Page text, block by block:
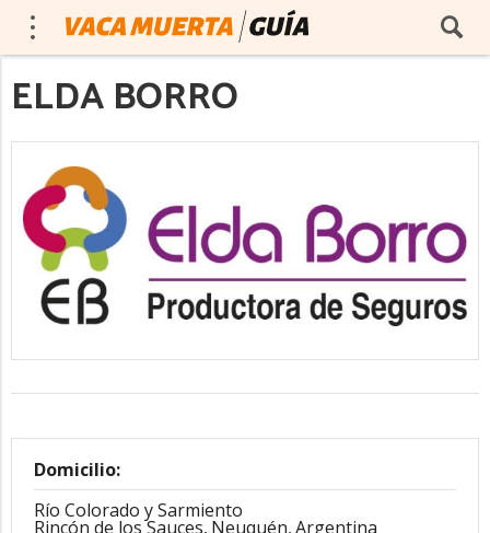
ELDA BORRO
Domicilio:
Río Colorado y Sarmiento
Rincón de los Sauces, Neuquén,Argentina